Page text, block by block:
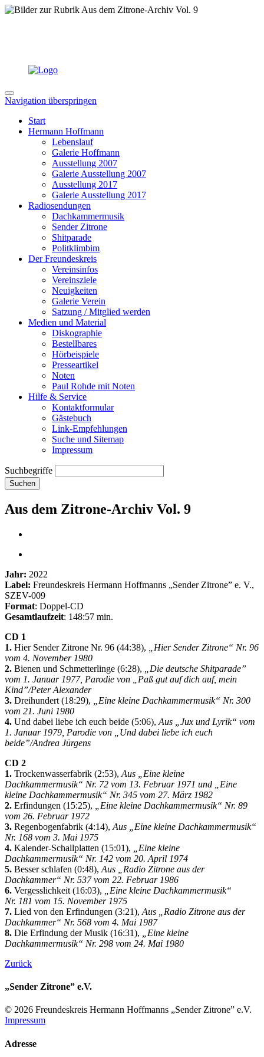
Navigation überspringen
Start
Hermann Hoffmann
Lebenslauf
Galerie Hoffmann
Ausstellung 2007
Galerie Ausstellung 2007
Ausstellung 2017
Galerie Ausstellung 2017
Radiosendungen
Dachkammermusik
Sender Zitrone
Shitparade
Politklimbim
Der Freundeskreis
Vereinsinfos
Vereinsziele
Neuigkeiten
Galerie Verein
Satzung / Mitglied werden
Medien und Material
Diskographie
Bestellbares
Hörbeispiele
Presseartikel
Noten
Paul Rohde mit Noten
Hilfe & Service
Kontaktformular
Gästebuch
Link-Empfehlungen
Suche und Sitemap
Impressum
Suchbegriffe
Suchen
Aus dem Zitrone-Archiv Vol. 9
Jahr: 2022
Label: Freundeskreis Hermann Hoffmanns „Sender Zitrone” e. V.,
SZEV-009
Format: Doppel-CD
Gesamtlaufzeit: 148:57 min.
CD 1
1. Hier Sender Zitrone Nr. 96 (44:38),
„Hier Sender Zitrone“ Nr. 96
vom 4. November 1980
2. Bienen und Schmetterlinge (6:28),
„Die deutsche Shitparade”
vom 1. Januar 1977, Parodie von „Paß gut auf dich auf, mein
Kind”/Peter Alexander
3. Dreihundert (18:29), Eine kleine Dachkammermusik“ Nr. 300
vom 21. Juni 1980
4. Und dabei liebe ich euch beide (5:06), Aus „Jux und Lyrik“ vom
1. Januar 1979, Parodie von „Und dabei liebe ich euch
beide”/Andrea Jürgens
CD 2
1. Trockenwasserfabrik (2:53), Aus „Eine kleine
Dachkammermusik“ Nr. 72 vom 13. Februar 1971 und „Eine
kleine Dachkammermusik“ Nr. 345 vom 27. März 1982
2. Erfindungen (15:25),
„Eine kleine Dachkammermusik“ Nr. 89
vom 26. Februar 1972
3. Regenbogenfabrik (4:14), Aus „Eine kleine Dachkammermusik“
Nr. 168 vom 3. Mai 1975
4. Kalender-Schallplatten (15:01),
„Eine kleine
Dachkammermusik“ Nr. 142 vom 20. April 1974
5. Besser schlafen (0:48), Aus „Radio Zitrone aus der
Dachkammer“ Nr. 537 vom 22. Februar 1986
6. Vergesslichkeit (16:03),
„Eine kleine Dachkammermusik“
Nr. 181 vom 15. November 1975
7. Lied von den Erfindungen (3:21), Aus „Radio Zitrone aus der
Dachkammer“ Nr. 568 vom 4. Mai 1987
8. Die Erfindung der Musik (16:31),
„Eine kleine
Dachkammermusik“ Nr. 298 vom 24. Mai 1980
Zurück
„Sender Zitrone” e.V.
© 2026 Freundes­kreis Her­mann Hoff­manns „Sender Zitrone” e.V.
Impressum
Adresse